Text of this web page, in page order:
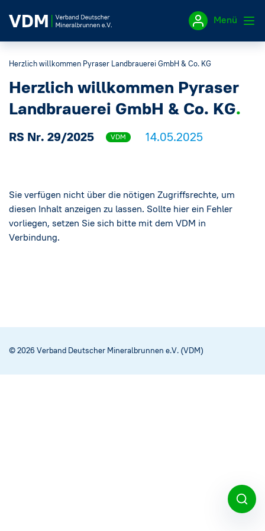
Menü
Impressum
Datenschutzerklärung
Herzlich willkommen Pyraser Landbrauerei GmbH & Co. KG
Herzlich willkommen Pyraser
Landbrauerei GmbH & Co. KG
RS Nr. 29/2025 VDM 14.05.2025
Sie verfügen nicht über die nötigen Zugriffsrechte, um
diesen Inhalt anzeigen zu lassen. Sollte hier ein Fehler
vorliegen, setzen Sie sich bitte mit dem VDM in
Verbindung.
© 2026 Verband Deutscher Mineralbrunnen e.V. (VDM)